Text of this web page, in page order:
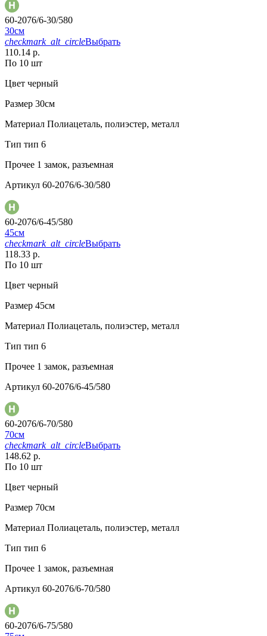
60-2076/6-30/580
30см
checkmark_alt_circleВыбрать
110.14 р.
По 10 шт
Цвет черный
Размер 30см
Материал Полиацеталь, полиэстер, металл
Тип тип 6
Прочее 1 замок, разъемная
Артикул 60-2076/6-30/580
60-2076/6-45/580
45см
checkmark_alt_circleВыбрать
118.33 р.
По 10 шт
Цвет черный
Размер 45см
Материал Полиацеталь, полиэстер, металл
Тип тип 6
Прочее 1 замок, разъемная
Артикул 60-2076/6-45/580
60-2076/6-70/580
70см
checkmark_alt_circleВыбрать
148.62 р.
По 10 шт
Цвет черный
Размер 70см
Материал Полиацеталь, полиэстер, металл
Тип тип 6
Прочее 1 замок, разъемная
Артикул 60-2076/6-70/580
60-2076/6-75/580